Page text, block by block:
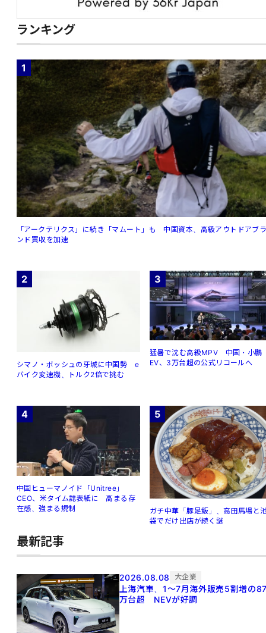
ランキング
1
「アークテリクス」に続き「マムート」も 中国資本、高級アウトドアブ
ンド買収を加速
2
シマノ・ボッシュの牙城に中国勢 e
バイク変速機、トルク2倍で挑む
3
猛暑で沈む高級MPV 中国・小鵬
EV、3万台超の公式リコールへ
4
中国ヒューマノイド「Unitree」
CEO、米タイム誌表紙に 高まる存
在感、強まる規制
5
ガチ中華「豚足飯」、高田馬場と
袋でだけ出店が続く謎
最新記事
2026.08.08 大企業
上海汽車、1～7月海外販売5割増の
万台超 NEVが好調